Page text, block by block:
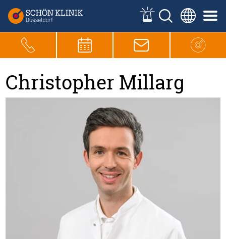
Christopher Millarg